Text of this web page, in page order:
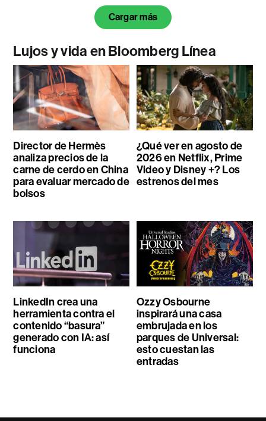
Cargar más
Lujos y vida en Bloomberg Línea
Director de Hermès
analiza precios de la
carne de cerdo en China
para evaluar mercado de
bolsos
¿Qué ver en agosto de
2026 en Netflix, Prime
Video y Disney +? Los
estrenos del mes
LinkedIn crea una
herramienta contra el
contenido “basura”
generado con IA: así
funciona
Ozzy Osbourne
inspirará una casa
embrujada en los
parques de Universal:
esto cuestan las
entradas